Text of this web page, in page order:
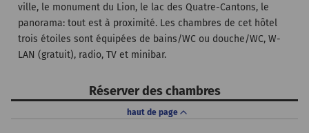
ville, le monument du Lion, le lac des Quatre-Cantons, le
panorama: tout est à proximité. Les chambres de cet hôtel
trois étoiles sont équipées de bains/WC ou douche/WC, W-
LAN (gratuit), radio, TV et minibar.
Réserver des chambres
haut de page